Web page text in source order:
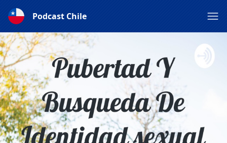
Podcast Chile